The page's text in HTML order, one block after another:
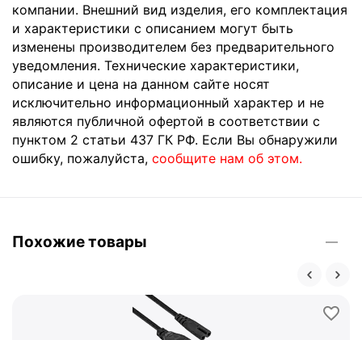
компании. Внешний вид изделия, его комплектация
и характеристики с описанием могут быть
изменены производителем без предварительного
уведомления. Технические характеристики,
описание и цена на данном сайте носят
исключительно информационный характер и не
являются публичной офертой в соответствии с
пунктом 2 статьи 437 ГК РФ. Если Вы обнаружили
ошибку, пожалуйста, сообщите нам об этом.
Похожие товары